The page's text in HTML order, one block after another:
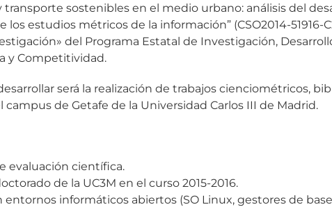
sostenibles en el medio urbano: análisis del
estudios métricos de la información” (CSO2014-51916-
del Programa Estatal de Investigación,
y Competitividad.
será la realización de trabajos cienciométricos,
de Getafe de la Universidad Carlos III de Madrid.
evaluación científica.
de la UC3M en el curso 2015-2016.
informáticos abiertos (SO Linux, gestores de